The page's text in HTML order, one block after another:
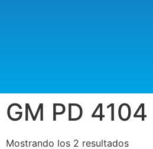
GM PD 4104
Mostrando los 2 resultados